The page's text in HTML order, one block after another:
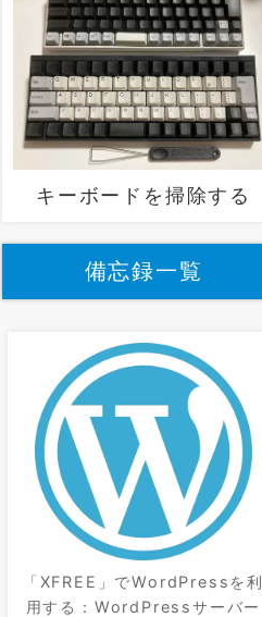
キーボードを掃除する
備忘録一覧
「XFREE」でWordPressを利
用する：WordPressサーバー